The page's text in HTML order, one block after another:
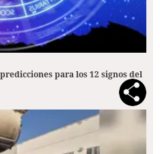
para los 12 signos del